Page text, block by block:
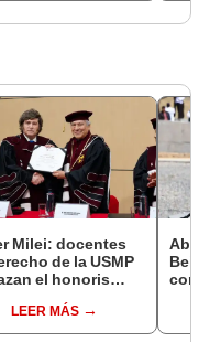
Milei: docentes
de la USMP
el honoris
de Argentina
LEER MÁS